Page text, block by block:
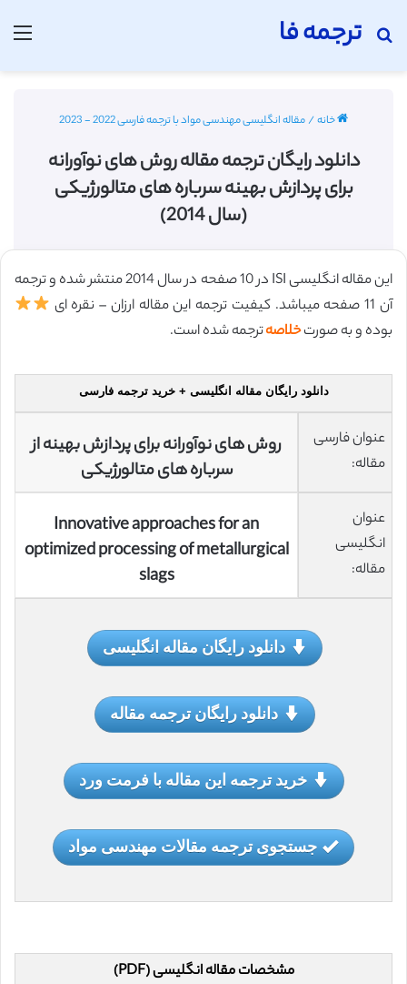
ترجمه فا
جستجو برای
خانه/مقاله انگلیسی مهندسی مواد با ترجمه فارسی 2022 - 2023
دانلود رایگان ترجمه مقاله روش های نوآورانه
برای پردازش بهینه سرباره های متالورژیکی
(سال 2014)
این مقاله انگلیسی ISI در 10 صفحه در سال 2014 منتشر شده و ترجمه
آن 11 صفحه میباشد. کیفیت ترجمه این مقاله ارزان – نقره ای
بوده و به صورتخلاصهترجمه شده است.
دانلود رایگان مقاله انگلیسی + خرید ترجمه فارسی
عنوان فارسی
مقاله:
روش های نوآورانه برای پردازش بهینه از
سرباره های متالورژیکی
عنوان
انگلیسی
مقاله:
Innovative approaches for an
optimized processing of metallurgical
slags
دانلود رایگان مقاله انگلیسی
دانلود رایگان ترجمه مقاله
خرید ترجمه این مقاله با فرمت ورد
جستجوی ترجمه مقالات مهندسی مواد
مشخصات مقاله انگلیسی (PDF)